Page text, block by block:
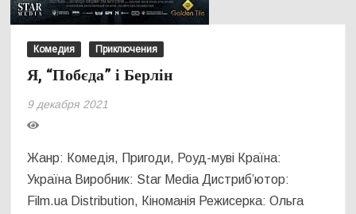
Комедия Приключения
‎‎Я, “Побєда” і Берлін
9 декабря 2021
Жанр: Комедія, Пригоди, Роуд-муві Країна:
Україна Виробник: Star Media Дистриб’ютор:
Film.ua Distribution, Кіноманія Режисерка: Ольга